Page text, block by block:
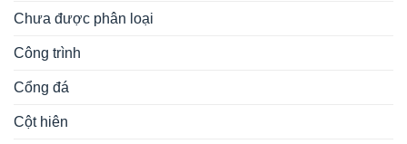
Chưa được phân loại
Công trình
Cổng đá
Cột hiên